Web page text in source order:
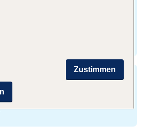
Flüge in schönsten Ziele rund
Zustimmen